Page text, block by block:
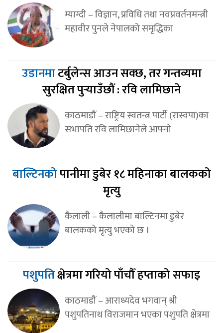
म्याग्दी – विज्ञान, प्रविधि तथा नवप्रवर्तनमन्त्री
महावीर पुनले नेपालको समृद्धिका
उडानमाटर्बुलेन्स आउन सक्छ, तर गन्तव्यमा
सुरक्षित पुर्‍याउँछौं : रवि लामिछाने
काठमाडौं – राष्ट्रिय स्वतन्त्र पार्टी (रास्वपा)का
सभापति रवि लामिछानेले आफ्नो
बाल्टिनकोपानीमा डुबेर १८ महिनाका बालकको
मृत्यु
कैलाली – कैलालीमा बाल्टिनमा डुबेर
बालकको मृत्यु भएको छ ।
पशुपतिक्षेत्रमा गरियो पाँचौँ हप्ताको सफाइ
काठमाडौं – आराध्यदेव भगवान् श्री
पशुपतिनाथ विराजमान भएका पशुपति क्षेत्रमा